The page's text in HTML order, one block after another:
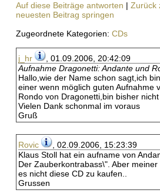
Auf diese Beiträge antworten | Zurück
neuesten Beitrag springen
Zugeordnete Kategorien: CDs
j_hr
, 01.09.2006, 20:42:09
Aufnahme Dragonetti: Andante und
Hallo,wie der Name schon sagt,ich
einer wenn möglich guten Aufnahme
Rondo von Dragonetti,bin bisher
Vielen Dank schonmal im voraus
Gruß
Rovic
, 02.09.2006, 15:23:39
Klaus Stoll hat ein aufname von
Der Zauberkontrabass\". Aber
es nicht diese CD zu kaufen..
Grussen